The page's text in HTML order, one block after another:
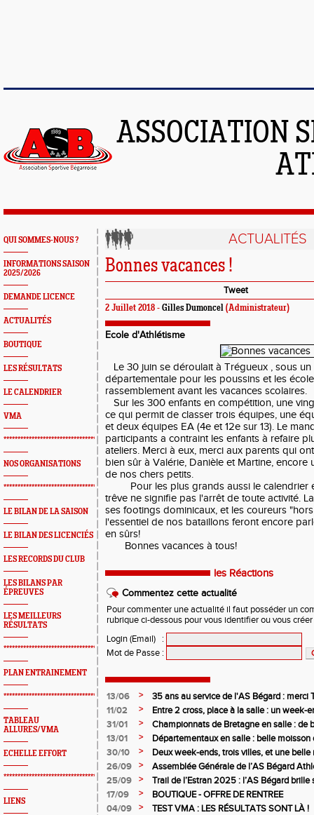
ASSOCIATION
QUI SOMMES-NOUS ?
INFORMATIONS SAISON
2025/2026
DEMANDE LICENCE
ACTUALITÉS
BOUTIQUE
LES RÉSULTATS
LE CALENDRIER
VMA
*************************************************
NOS ORGANISATIONS
*************************************************
LE BILAN DE LA SAISON
LE BILAN DES LICENCIÉS
LES RECORDS DU CLUB
LES BILANS PAR
ÉPREUVES
LES MEILLEURS
RÉSULTATS
*************************************************
PLAN ENTRAINEMENT
*************************************************
TABLEAU
ALLURES/VMA
ECHELLE EFFORT
*************************************************
LIENS
ACTUALITÉS
Bonnes vacances !
Tweet
2 Juillet 2018 - Gilles Dumoncel (Administrateur)
Ecole d'Athlétisme
Le 30 juin se déroulait à Trégueux , sous
départementale pour les poussins et les
rassemblement avant les vacances scolaires.
Sur les 300 enfants en compétition, une
ce qui permit de classer trois équipes, une
et deux équipes EA (4e et 12e sur 13). Le
participants a contraint les enfants à refaire
ateliers. Merci à eux, merci aux parents qui
bien sûr à Valérie, Danièle et Martine, encore
de nos chers petits.
Pour les plus grands aussi le calendrier
trêve ne signifie pas l'arrêt de toute activité.
ses footings dominicaux, et les coureurs
l'essentiel de nos bataillons feront encore
en sûrs!
Bonnes vacances à tous!
les Réactions
Commentez cette actualité
Pour commenter une actualité il faut posséder un
rubrique ci-dessous pour vous identifier ou vous
Login (Email)
:
Mot de Passe :
13/06 >
35 ans au service de l'AS Bégard : merci
11/02
>
Entre 2 cross, place à la salle : un week-
31/01
>
Championnats de Bretagne en salle : de
juniors filles de l’AS Bégard Athlétisme
13/01 >
Départementaux en salle : belle moisson
Bégard Athlétisme
30/10 >
Deux week-ends, trois villes, et une
pour l’AS Bégard !
26/09 >
Assemblée Générale de l’AS Bégard
25/09
>
Trail de l’Estran 2025 : l’AS Bégard brille
17/09
>
BOUTIQUE - OFFRE DE RENTREE
04/09
>
TEST VMA : LES RÉSULTATS SONT LÀ !